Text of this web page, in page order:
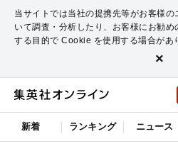
当サイトでは当社の提携先等がお客様の
いて調査・分析したり、お客様にお勧め
する目的で Cookie を使用する場合があ
×
新着 ランキング ニュース